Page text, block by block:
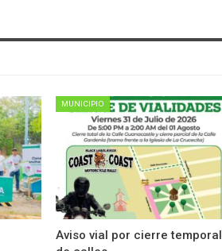
MUNICIPIO
Aviso vial por cierre temporal